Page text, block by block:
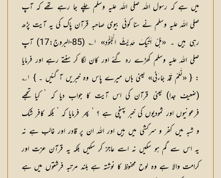
میں ہے کہ رسول اللہ صلی اللہ علیہ وسلم چلے جا رہے تھے کہ آپ
صلی اللہ علیہ وسلم نے سنا کوئی بیوی صاحبہ قرآن پاک کی یہ آیت پڑھ
رہی ہیں ۔ «ہَلْ اَتٰیکَ حَدِیْثُ الْجُــنُوْدِ» ۱؎ (85-البروج:17) آپ
صلی اللہ علیہ وسلم کھڑے رہ گئے اور کان لگا کر سنتے رہے اور فرمایا
: { «نَعَمْ قَدْ جَاءَنِی» یعنی ہاں میرے پاس وہ خبریں آ گئیں ۔ } ۱؎
(ضعیف جدا) یعنی قرآن کی اس آیت کا جواب دیا کہ ’ کیا تجھے
فرعونیوں اور ثمودیوں کی خبر پہنچی ہے ؟ ‘ پھر فرمایا کہ ’ بلکہ کافر شک
و شبہ میں کفر و سرکشی میں ہیں اور اللہ ان پر قادر اور غالب ہے نہ
یہ اس سے گم ہو سکیں نہ اسے عاجز کر سکیں بلکہ یہ قرآن عزت اور
کرامت والا ہے وہ لوح محفوظ کا نوشتہ ہے بلند مرتبہ فرشتوں میں ہے